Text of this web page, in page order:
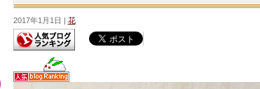
2017年1月1日 花